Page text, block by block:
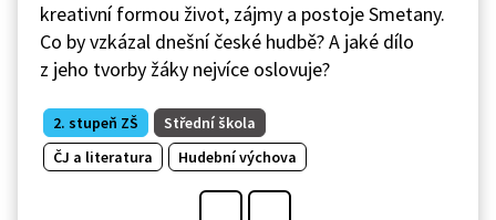
kreativní formou život, zájmy a postoje Smetany.
Co by vzkázal dnešní české hudbě? A jaké dílo
z jeho tvorby žáky nejvíce oslovuje?
2. stupeň ZŠ
Střední škola
ČJ a literatura
Hudební výchova